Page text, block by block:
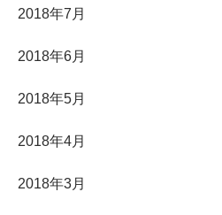
2018年7月
2018年6月
2018年5月
2018年4月
2018年3月